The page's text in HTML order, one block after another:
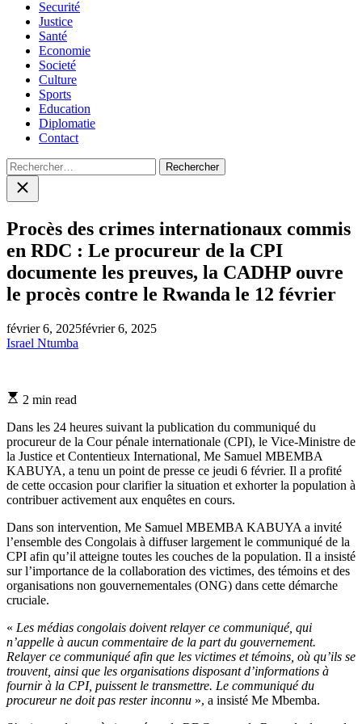
Securité
Justice
Santé
Economie
Societé
Culture
Sports
Education
Diplomatie
Contact
Rechercher :
Close
search
Procès des crimes internationaux commis
en RDC : Le procureur de la CPI
documente les preuves, la CADHP ouvre
le procès contre le Rwanda le 12 février
février 6, 2025février 6, 2025
Israel Ntumba
Estimated
time
2 min read
Dans les 24 heures suivant la publication du communiqué du
procureur de la Cour pénale internationale (CPI), le Vice-Ministre de
la Justice et Contentieux International, Me Samuel MBEMBA
KABUYA, a tenu un point de presse ce jeudi 6 février. Il a profité
de cette occasion pour clarifier la situation et exhorter la population à
contribuer activement aux enquêtes en cours.
Dans son intervention, Me Samuel MBEMBA KABUYA a invité
l’ensemble des Congolais à diffuser largement le communiqué de la
CPI afin qu’il atteigne toutes les couches de la population. Il a insisté
sur l’importance de la collaboration des victimes, des témoins et des
organisations non gouvernementales (ONG) dans cette démarche
cruciale.
« Les médias congolais doivent relayer ce communiqué, qui
n’appelle à aucun commentaire de la part du gouvernement.
Relayer ce communiqué afin que les victimes et témoins, où qu’ils se
trouvent, ainsi que les organisations disposant d’informations à
fournir à la CPI, puissent le transmettre. Le communiqué du
procureur ne doit pas rester inconnu », a insisté Me Mbemba.